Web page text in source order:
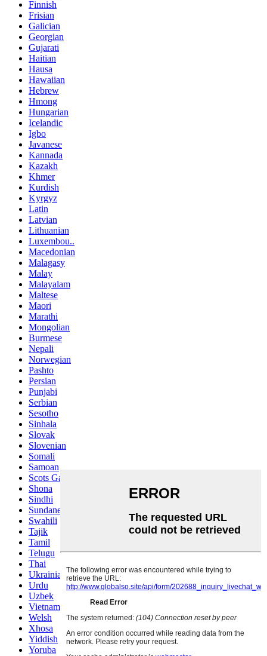
Finnish
Frisian
Galician
Georgian
Gujarati
Haitian
Hausa
Hawaiian
Hebrew
Hmong
Hungarian
Icelandic
Igbo
Javanese
Kannada
Kazakh
Khmer
Kurdish
Kyrgyz
Latin
Latvian
Lithuanian
Luxembou..
Macedonian
Malagasy
Malay
Malayalam
Maltese
Maori
Marathi
Mongolian
Burmese
Nepali
Norwegian
Pashto
Persian
Punjabi
Serbian
Sesotho
Sinhala
Slovak
Slovenian
Somali
Samoan
Scots Gaelic
Shona
Sindhi
Sundanese
Swahili
Tajik
Tamil
Telugu
Thai
Ukrainian
Urdu
Uzbek
Vietnamese
Welsh
Xhosa
Yiddish
Yoruba